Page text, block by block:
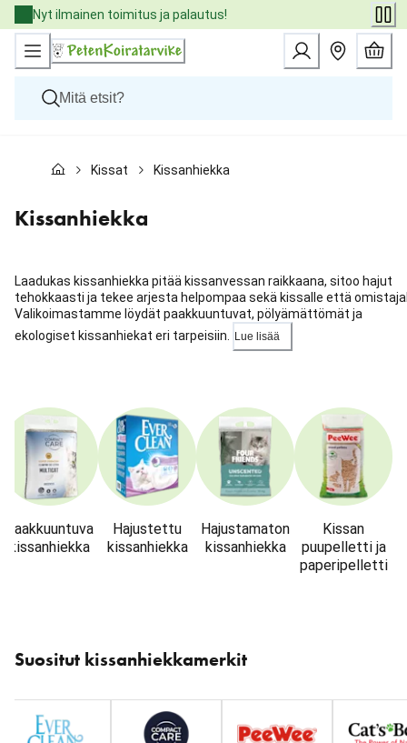
Skip
to
Content
Nyt ilmainen toimitus ja palautus!
Kissat
Eläinlääkäriruoat
Tuotemerkit
Palvelut
Kissat Kissanhiekka
Kissanhiekka
Laadukas kissanhiekka pitää kissanvessan raikkaana, sitoo hajut
tehokkaasti ja tekee arjesta helpompaa sekä kissalle että
Valikoimastamme löydät paakkuuntuvat, pölyämättömät ja
ekologiset kissanhiekat eri tarpeisiin.
Lue lisää
Ohita
Paakkuuntuva
kissanhiekka
Hajustettu
kissanhiekka
Hajustamaton
kissanhiekka
Kissan
puupelletti ja
paperipelletti
Suositut kissanhiekkamerkit
karuselli
: Tuotemerkit